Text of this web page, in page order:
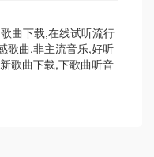
曲下载,在线试听流行
歌曲,非主流音乐,好听
歌曲下载,下歌曲听音